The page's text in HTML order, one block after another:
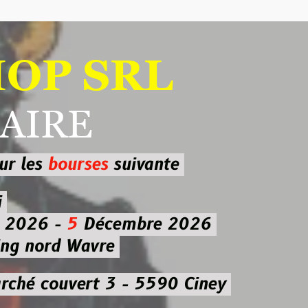
SRL
suivante
5Décembre 2026
Wavre
3 - 5590 Ciney